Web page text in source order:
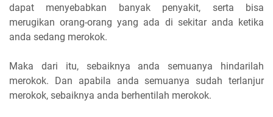
dapat menyebabkan banyak penyakit, serta bisa
merugikan orang-orang yang ada di sekitar anda ketika
anda sedang merokok.
Maka dari itu, sebaiknya anda semuanya hindarilah
merokok. Dan apabila anda semuanya sudah terlanjur
merokok, sebaiknya anda berhentilah merokok.